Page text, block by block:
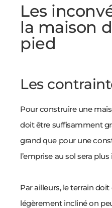
Les
la maison
pied
Les
Pour construire une
doit être suffisamment
grand que pour une
l’emprise au sol sera
Par ailleurs, le terrain doit
légèrement incliné on